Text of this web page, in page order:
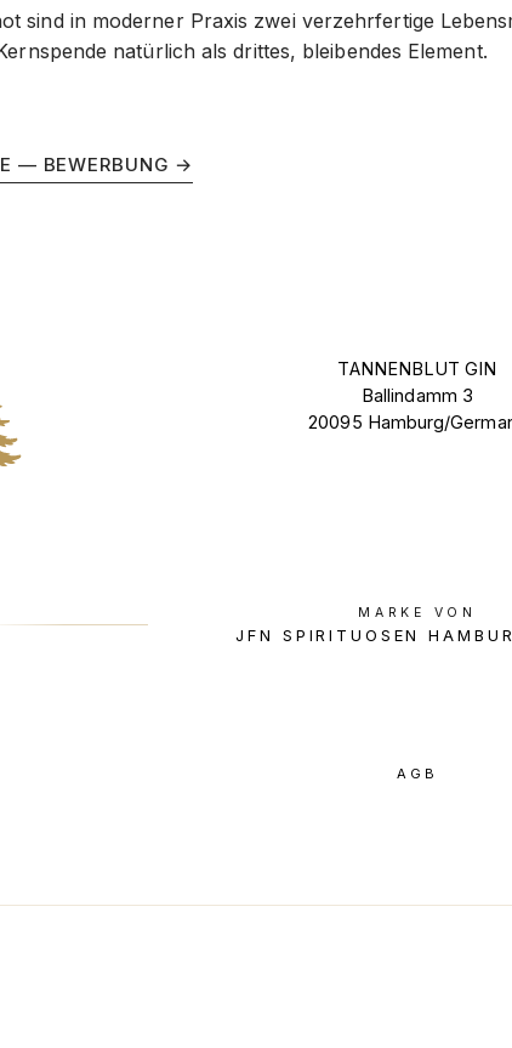
sind in moderner Praxis zwei verzehrfertige
natürlich als drittes, bleibendes Element.
— BEWERBUNG →
TANNENBLUT GIN
Ballindamm 3
20095 Hamburg/
MARKE VON
JFN SPIRITUOSEN
AGB